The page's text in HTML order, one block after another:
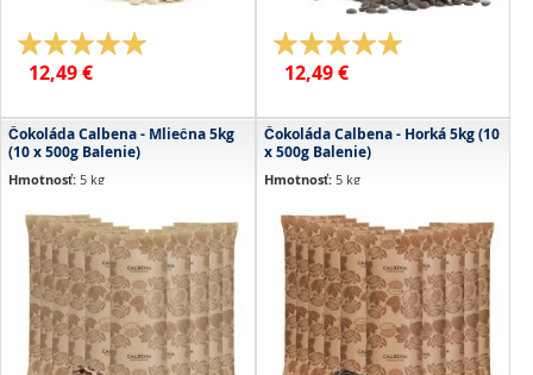
Hodnotenie:
100%
12,49 €
Hodnotenie:
90%
12,49 €
Čokoláda Calbena - Mliečna 5kg
(10 x 500g Balenie)
Hmotnosť: 5 kg
(Údaje pre 100 gramov):
Min. obsah kakaa: 35 %
Kalórie: 2308 kJ / 552 kcal
Tuky:37 g z toho nasýtené mastné
kyseliny: 22 g
Sacharidy:53 g z toho cukry: 50 g
Čokoláda Calbena - Horká 5kg (10
x 500g Balenie)
Hmotnosť: 5 kg
(Údaje pre 100 gramov):
Min. obsah kakaa:55 %
Kalórie:2308 kJ / 552 kcal
Tuky:35 g z toho nasýtené mastné
kyseliny: 21 g
Sacharidy:55 g z toho cukry: 44 g